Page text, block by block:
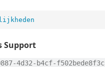
Support
4d32-b4cf-f502bede8f3c